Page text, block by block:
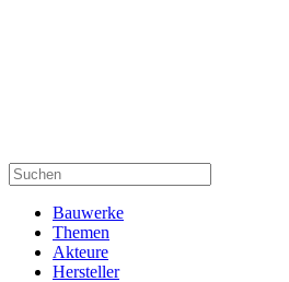
Bauwerke
Themen
Akteure
Hersteller